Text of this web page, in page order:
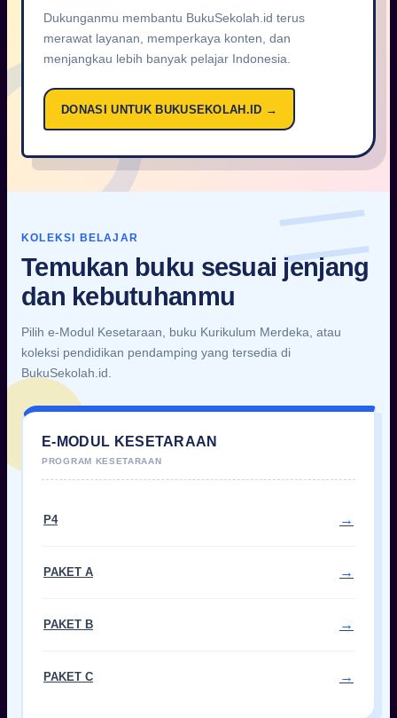
Dukunganmu membantu BukuSekolah.id terus
merawat layanan, memperkaya konten, dan
menjangkau lebih banyak pelajar Indonesia.
DONASI UNTUK BUKUSEKOLAH.ID →
KOLEKSI BELAJAR
Temukan buku sesuai jenjang
dan kebutuhanmu
Pilih e-Modul Kesetaraan, buku Kurikulum Merdeka, atau
koleksi pendidikan pendamping yang tersedia di
BukuSekolah.id.
E-MODUL KESETARAAN
P4
PAKET A
PAKET B
PAKET C